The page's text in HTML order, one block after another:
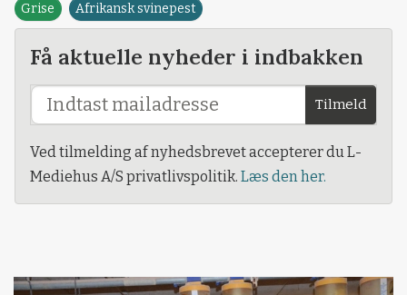
Grise Afrikansk svinepest
Få aktuelle nyheder i indbakken
Tilmeld
Ved tilmelding af nyhedsbrevet accepterer du L-
Mediehus A/S privatlivspolitik. Læs den her.